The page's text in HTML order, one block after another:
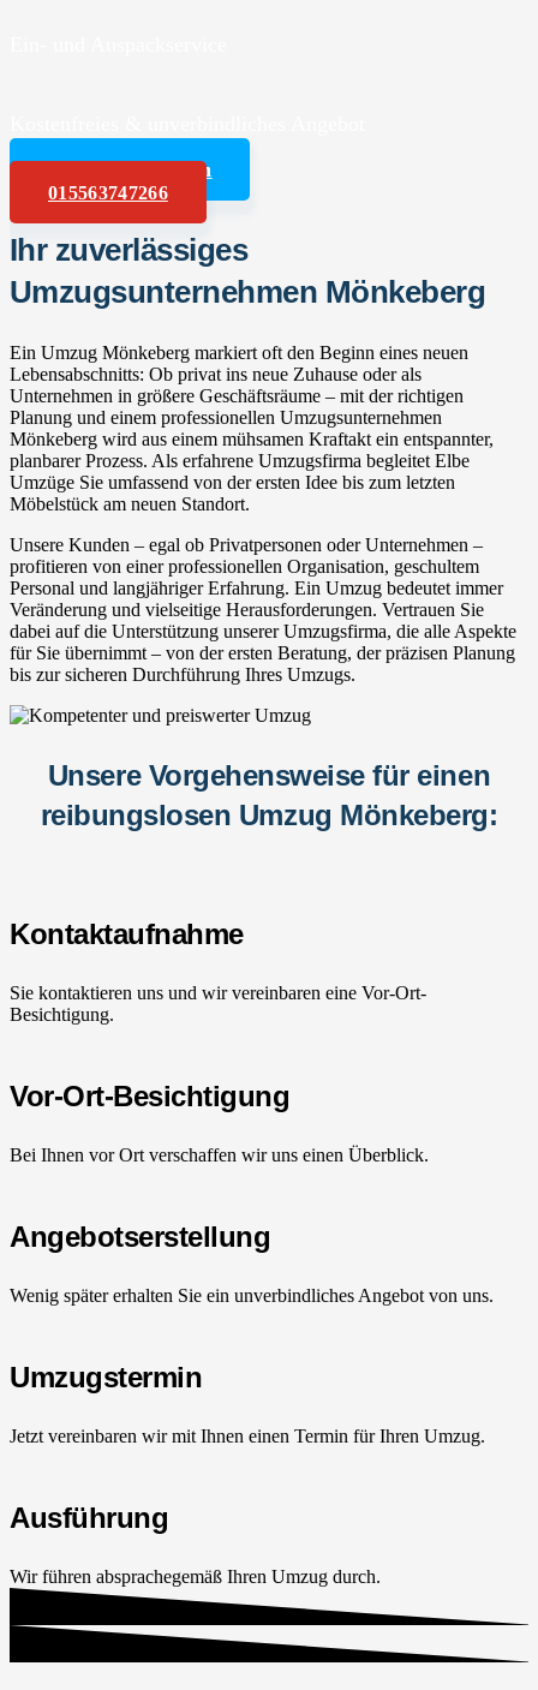
Angebot anfordern
015563747266
Ihr zuverlässiges
Umzugsunternehmen Mönkeberg
Ein Umzug Mönkeberg markiert oft den Beginn eines neuen
Lebensabschnitts: Ob privat ins neue Zuhause oder als
Unternehmen in größere Geschäftsräume – mit der richtigen
Planung und einem professionellen Umzugsunternehmen
Mönkeberg wird aus einem mühsamen Kraftakt ein entspannter,
planbarer Prozess. Als erfahrene Umzugsfirma begleitet Elbe
Umzüge Sie umfassend von der ersten Idee bis zum letzten
Möbelstück am neuen Standort.
Unsere Kunden – egal ob Privatpersonen oder Unternehmen –
profitieren von einer professionellen Organisation, geschultem
Personal und langjähriger Erfahrung. Ein Umzug bedeutet immer
Veränderung und vielseitige Herausforderungen. Vertrauen Sie
dabei auf die Unterstützung unserer Umzugsfirma, die alle Aspekte
für Sie übernimmt – von der ersten Beratung, der präzisen Planung
bis zur sicheren Durchführung Ihres Umzugs.
Unsere Vorgehensweise für einen
reibungslosen Umzug Mönkeberg:
Kontaktaufnahme
Sie kontaktieren uns und wir vereinbaren eine Vor-Ort-
Besichtigung.
Vor-Ort-Besichtigung
Bei Ihnen vor Ort verschaffen wir uns einen Überblick.
Angebotserstellung
Wenig später erhalten Sie ein unverbindliches Angebot von uns.
Umzugstermin
Jetzt vereinbaren wir mit Ihnen einen Termin für Ihren Umzug.
Ausführung
Wir führen absprachegemäß Ihren Umzug durch.